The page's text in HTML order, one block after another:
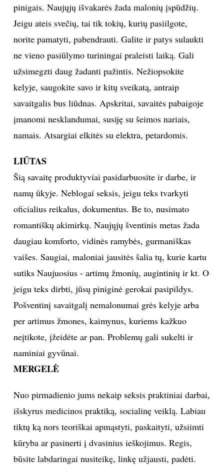
pinigais. Naujųjų išvakarės žada malonių įspūdžių.
Jeigu ateis svečių, tai tik tokių, kurių pasiilgote,
norite pamatyti, pabendrauti. Galite ir patys sulaukti
ne vieno pasiūlymo turiningai praleisti laiką. Gali
užsimegzti daug žadanti pažintis. Nežiopsokite
kelyje, saugokite savo ir kitų sveikatą, antraip
savaitgalis bus liūdnas. Apskritai, savaitės pabaigoje
įmanomi nesklandumai, susiję su šeimos nariais,
namais. Atsargiai elkitės su elektra, petardomis.
LIŪTAS
Šią savaitę produktyviai pasidarbuosite ir darbe, ir
namų ūkyje. Neblogai seksis, jeigu teks tvarkyti
oficialius reikalus, dokumentus. Be to, nusimato
romantiškų akimirkų. Naujųjų šventinis metas žada
daugiau komforto, vidinės ramybės, gurmaniškas
vaišes. Saugiai, maloniai jausitės šalia tų, kurie kartu
sutiks Naujuosius - artimų žmonių, augintinių ir kt. O
jeigu teks dirbti, jūsų piniginė gerokai pasipildys.
Pošventinį savaitgalį nemalonumai grės kelyje arba
per artimus žmones, kaimynus, kuriems kažkuo
neįtikote, įžeidėte ar pan. Problemų gali sukelti ir
naminiai gyvūnai.
MERGELĖ
Nuo pirmadienio jums nekaip seksis praktiniai darbai,
išskyrus medicinos praktiką, socialinę veiklą. Labiau
tiktų ką nors teoriškai apmąstyti, paskaityti, užsiimti
kūryba ar pasinerti į dvasinius ieškojimus. Regis,
būsite labdaringai nusiteikę, linkę užjausti, padėti.